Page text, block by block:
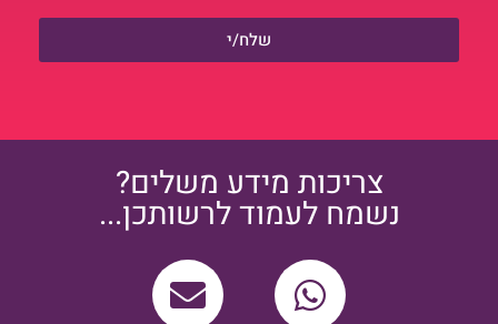
שלח/י
צריכות מידע משלים?
נשמח לעמוד לרשותכן...